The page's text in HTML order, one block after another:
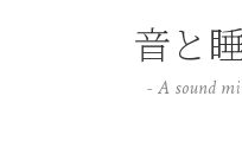
音と
- A sound